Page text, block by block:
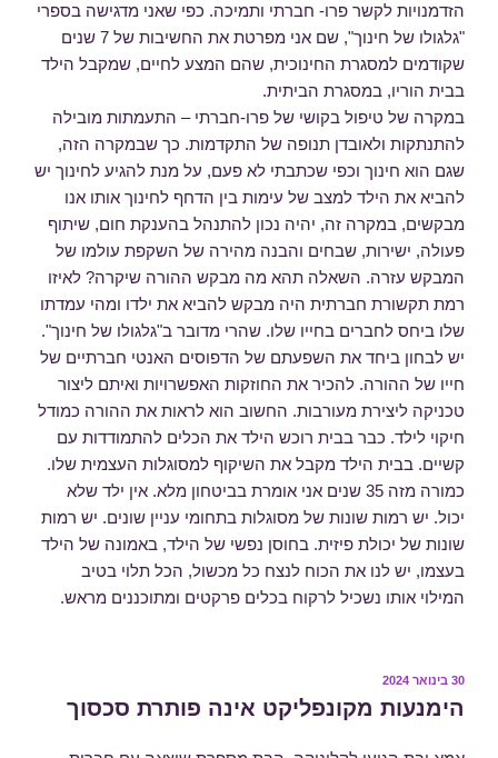
הזדמנויות לקשר פרו- חברתי ותמיכה. כפי שאני מדגישה בספרי
"גלגולו של חינוך", שם אני מפרטת את החשיבות של 7 שנים
שקודמים למסגרת החינוכית, שהם המצע לחיים, שמקבל הילד
בבית הוריו, במסגרת הביתית.
במקרה של טיפול בקושי של פרו-חברתי – התעמתות מובילה
להתנתקות ולאובדן תנופה של התקדמות. כך שבמקרה הזה,
שגם הוא חינוך וכפי שכתבתי לא פעם, על מנת להגיע לחינוך יש
להביא את הילד למצב של עימות בין הדחף לחינוך אותו אנו
מבקשים, במקרה זה, יהיה נכון להתנהל בהענקת חום, שיתוף
פעולה, ישירות, שבחים והבנה מהירה של השקפת עולמו של
המבקש עזרה. השאלה תהא מה מבקש ההורה שיקרה? לאיזו
רמת תקשורת חברתית היה מבקש להביא את ילדו ומהי עמדתו
שלו ביחס לחברים בחייו שלו. שהרי מדובר ב"גלגולו של חינוך".
יש לבחון ביחד את השפעתם של הדפוסים האנטי חברתיים של
חייו של ההורה. להכיר את החוזקות האפשרויות ואיתם ליצור
טכניקה ליצירת מעורבות. החשוב הוא לראות את ההורה כמודל
חיקוי לילד. כבר בבית רוכש הילד את הכלים להתמודדות עם
קשיים. בבית הילד מקבל את השיקוף למסוגלות העצמית שלו.
כמורה מזה 35 שנים אני אומרת בביטחון מלא. אין ילד שלא
יכול. יש רמות שונות של מסוגלות בתחומי עניין שונים. יש רמות
שונות של יכולת פיזית. בחוסן נפשי של הילד, באמונה של הילד
בעצמו, יש לנו את הכוח לנצח כל מכשול, הכל תלוי בטיב
המילוי אותו נשכיל לרקוח בכלים פרקטים ומתוכננים מראש.
פורסם
30 בינואר 2024
הימנעות מקונפליקט אינה פותרת סכסוך